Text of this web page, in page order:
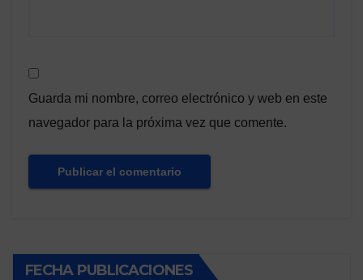
Guarda mi nombre, correo electrónico y web en este
navegador para la próxima vez que comente.
FECHA PUBLICACIONES